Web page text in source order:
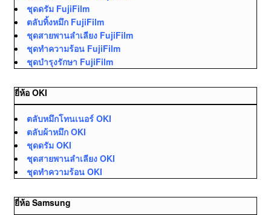
ชุดดรัม FujiFilm
ตลับทิ้งหมึก FujiFilm
ชุดสายพานลำเลียง FujiFilm
ชุดทำความร้อน FujiFilm
ชุดบำรุงรักษา FujiFilm
ยี่ห้อ OKI
ตลับหมึกโทนเนอร์ OKI
ตลับผ้าหมึก OKI
ชุดดรัม OKI
ชุดสายพานลำเลียง OKI
ชุดทำความร้อน OKI
ยี่ห้อ Samsung